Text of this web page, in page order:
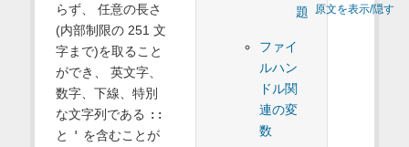
原文を表示/隠す
題
ファイ
ルハン
ドル関
連の変
数
らず、 任意の長さ
(内部制限の 251 文
字まで)を取ること
ができ、 英文字、
数字、下線、特別
な文字列である ::
と
' を含むことが